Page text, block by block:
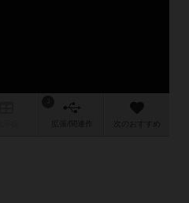
作 次のおすすめ